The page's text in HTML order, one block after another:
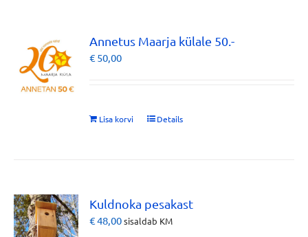
Annetus Maarja külale 50.-
€ 50,00
Lisa korvi Details
Kuldnoka pesakast
€48,00sisaldab KM